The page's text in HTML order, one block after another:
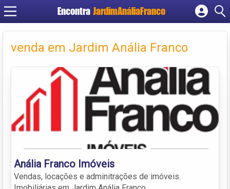
Encontra JardimAnáliaFranco
Cadastrar empresa
Criar conta
venda em Jardim Anália Franco
Anália Franco Imóveis
Vendas, locações e adminitrações de imóveis.